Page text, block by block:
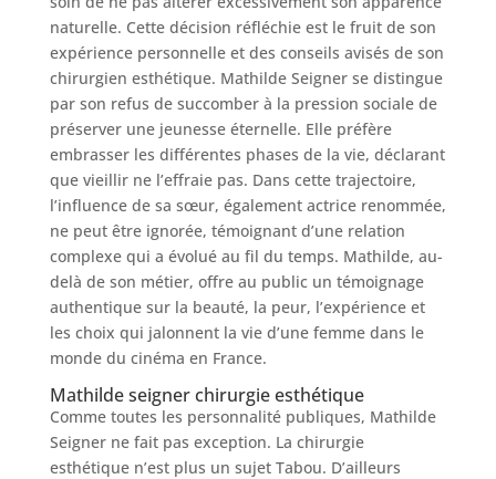
Nos
cliniques
Nos
articles
Avant
/
Après
Devis
Gratuit
naturelle. Cette décision réfléchie est le fruit de son
expérience personnelle et des conseils avisés de son
chirurgien esthétique. Mathilde Seigner se distingue
par son refus de succomber à la pression sociale de
préserver une jeunesse éternelle. Elle préfère
embrasser les différentes phases de la vie, déclarant
que vieillir ne l’effraie pas. Dans cette trajectoire,
l’influence de sa sœur, également actrice renommée,
ne peut être ignorée, témoignant d’une relation
complexe qui a évolué au fil du temps. Mathilde, au-
delà de son métier, offre au public un témoignage
authentique sur la beauté, la peur, l’expérience et
les choix qui jalonnent la vie d’une femme dans le
monde du cinéma en France.
Mathilde seigner chirurgie esthétique
Comme toutes les personnalité publiques, Mathilde
Seigner ne fait pas exception. La chirurgie
esthétique n’est plus un sujet Tabou. D’ailleurs